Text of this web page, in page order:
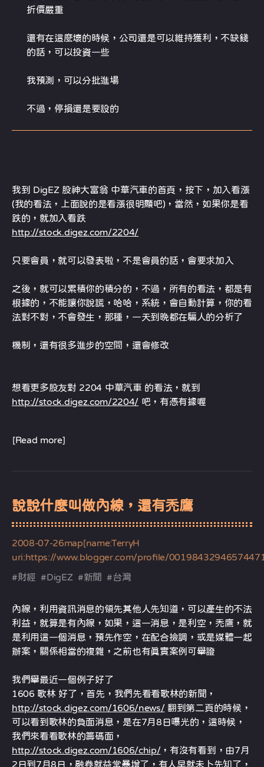
折價嚴重
還有在這麼壞的時候，公司還是可以維持獲利，不缺錢
的話，可以投資一些
我預測，可以分批進場
不過，停損還是要設的
我到 DigEZ 股神大富翁 中華汽車的首頁，按下，加入看漲
(我的看法，上面說的是看漲很明顯吧)，當然，如果你是看
跌的，就加入看跌
http://stock.digez.com/2204/
只要會員，就可以發表啦，不是會員的話，會要求加入
之後，就可以累積你的積分的，不過，所有的看法，都是有
根據的，不能讓你說謊，哈哈，系統，會自動計算，你的看
法對不對，不會發生，那種，一天到晚都在騙人的分析了
機制，還有很多進步的空間，還會修改
想看更多股友對 2204 中華汽車 的看法，就到
http://stock.digez.com/2204/ 吧，有憑有據喔
[Read more]
說說什麼叫做內線，還有禿鷹
2008-07-26map[name:TerryH
uri:https://www.blogger.com/profile/
#財經 #DigEZ #新聞 #台灣
內線，利用資訊消息的領先其他人先知道，可以產生的不法
利益，就算是有內線，如果，這一消息，是利空，禿鷹，就
是利用這一個消息，預先作空，在配合撿調，或是媒體一起
辦案，關係相當的複雜，之前也有真實案例可舉證
我們舉最近一個例子好了
1606 歌林 好了，首先，我們先看看歌林的新聞，
http://stock.digez.com/1606/news/ 翻到第二頁的時候，
可以看到歌林的負面消息，是在7月8日曝光的，這時候，
我們來看看歌林的籌碼面，
http://stock.digez.com/1606/chip/ ，有沒有看到，由7月
2日到7月8日，融卷就益常暴增了，有人早就未卜先知了，